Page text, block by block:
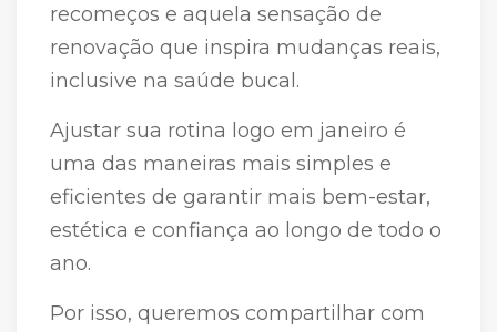
recomeços e aquela sensação de
renovação que inspira mudanças reais,
inclusive na saúde bucal.
Ajustar sua rotina logo em janeiro é
uma das maneiras mais simples e
eficientes de garantir mais bem-estar,
estética e confiança ao longo de todo o
ano.
Por isso, queremos compartilhar com